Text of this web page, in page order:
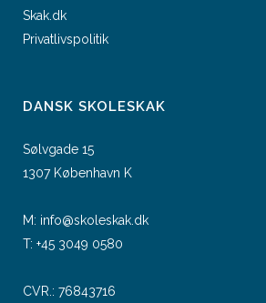
Skak.dk
Privatlivspolitik
DANSK SKOLESKAK
Sølvgade 15
1307 København K
M: info@skoleskak.dk
T: +45 3049 0580
CVR.: 76843716